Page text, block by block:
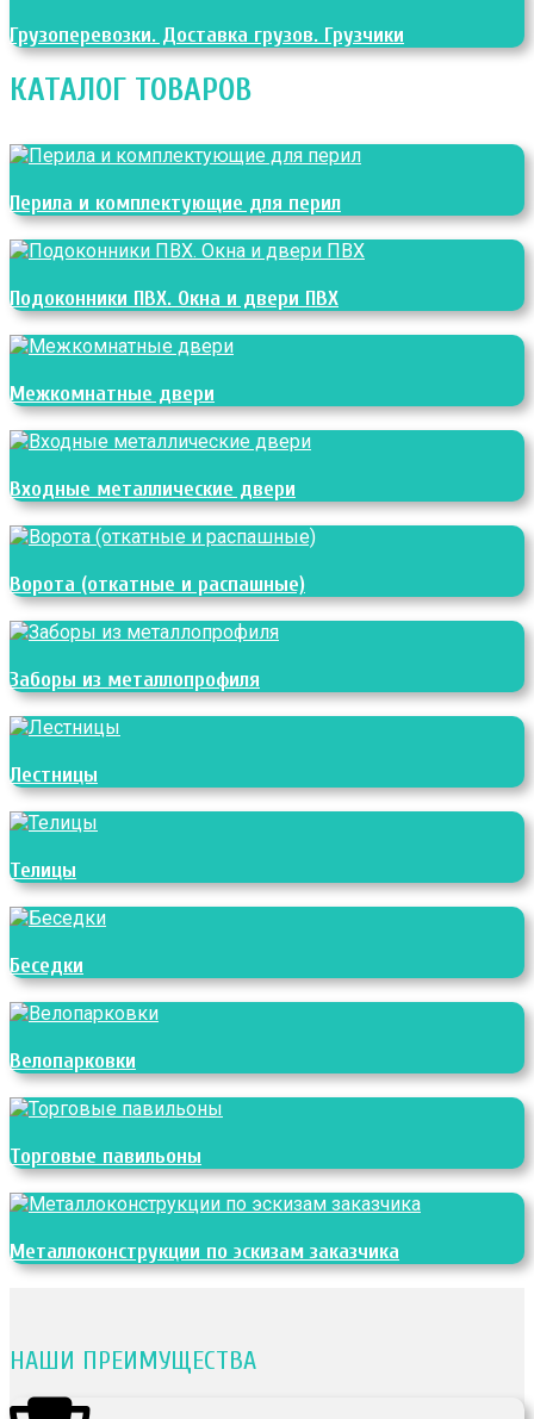
Грузоперевозки. Доставка грузов. Грузчики
КАТАЛОГ ТОВАРОВ
Перила и комплектующие для перил
Подоконники ПВХ. Окна и двери ПВХ
Межкомнатные двери
Входные металлические двери
Ворота (откатные и распашные)
Заборы из металлопрофиля
Лестницы
Телицы
Беседки
Велопарковки
Торговые павильоны
Металлоконструкции по эскизам заказчика
НАШИ ПРЕИМУЩЕСТВА